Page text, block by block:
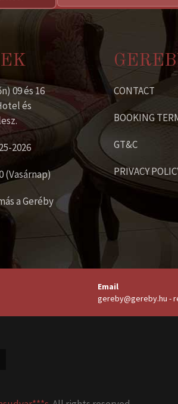
09 és 16
és
2026
(Vasárnap)
a Geréby
CONTACT
BOOKING
GT&C
PRIVACY
Email
gereby@gereby.hu -